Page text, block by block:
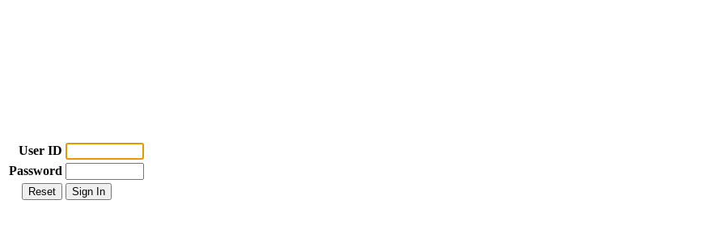
User ID
Password